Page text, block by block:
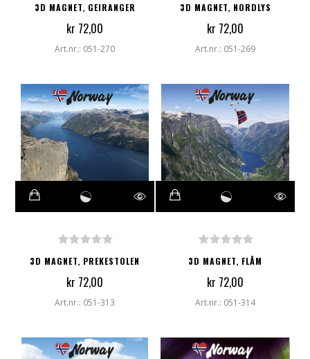
3D MAGNET, GEIRANGER
kr 72,00
Art.nr.: 051-270
3D MAGNET, NORDLYS
kr 72,00
Art.nr.: 051-269
3D MAGNET, PREKESTOLEN
kr 72,00
Art.nr.: 051-313
3D MAGNET, FLÅM
kr 72,00
Art.nr.: 051-314